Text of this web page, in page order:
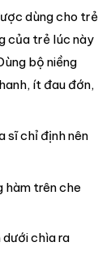
dùng cho trẻ
của trẻ lúc này
bộ niềng
ít đau đớn,
sĩ chỉ định nên
hàm trên che
dưới chìa ra